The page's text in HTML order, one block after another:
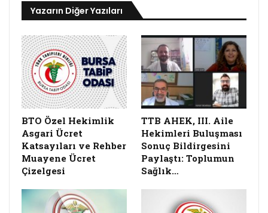
Yazarın Diğer Yazıları
BTO Özel Hekimlik
Asgari Ücret
Katsayıları ve Rehber
Muayene Ücret
Çizelgesi
TTB AHEK, III. Aile
Hekimleri Buluşması
Sonuç Bildirgesini
Paylaştı: Toplumun
Sağlık…